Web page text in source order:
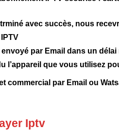
avec succès, nous
par Email dans un
l’appareil que vous utilisez
commercial par Email ou
Iptv